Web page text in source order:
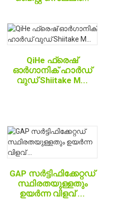
QiHe ഫ്രെഷ്
ഓർഗാനിക് ഹാർഡ്
വുഡ് Shiitake M...
GAP സർട്ടിഫിക്കേറ്റഡ്
സ്ഥിരതയുള്ളതും
ഉയർന്ന വിളവ് ...